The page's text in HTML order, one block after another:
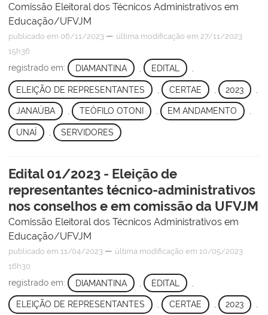
Comissão Eleitoral dos Técnicos Administrativos em
Educação/UFVJM
publicado em 06/11/2023 — última modificação em 27/11/2023
15h36
registrado em: DIAMANTINA EDITAL
ELEIÇÃO DE REPRESENTANTES CERTAE 2023
JANAÚBA , TEÓFILO OTONI , EM ANDAMENTO ,
UNAÍ SERVIDORES
Edital 01/2023 - Eleição de
representantes técnico-administrativos
nos conselhos e em comissão da UFVJM
Comissão Eleitoral dos Técnicos Administrativos em
Educação/UFVJM
publicado em 11/04/2023 — última modificação em 10/05/2023
16h30
registrado em: DIAMANTINA EDITAL
ELEIÇÃO DE REPRESENTANTES , CERTAE , 2023 ,